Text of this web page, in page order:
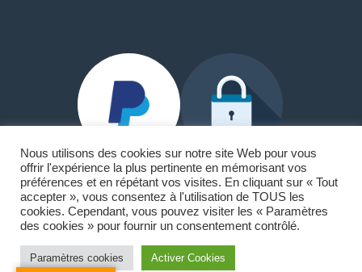
Paypal et Carte Bancaire
🏠18 allée du lac Saint-André 73370 Le Bourget-du-Lac
Nous utilisons des cookies sur notre site Web pour vous
offrir l'expérience la plus pertinente en mémorisant vos
préférences et en répétant vos visites. En cliquant sur « Tout
accepter », vous consentez à l'utilisation de TOUS les
cookies. Cependant, vous pouvez visiter les « Paramètres
des cookies » pour fournir un consentement contrôlé.
Paramètres cookies Activer Cookies